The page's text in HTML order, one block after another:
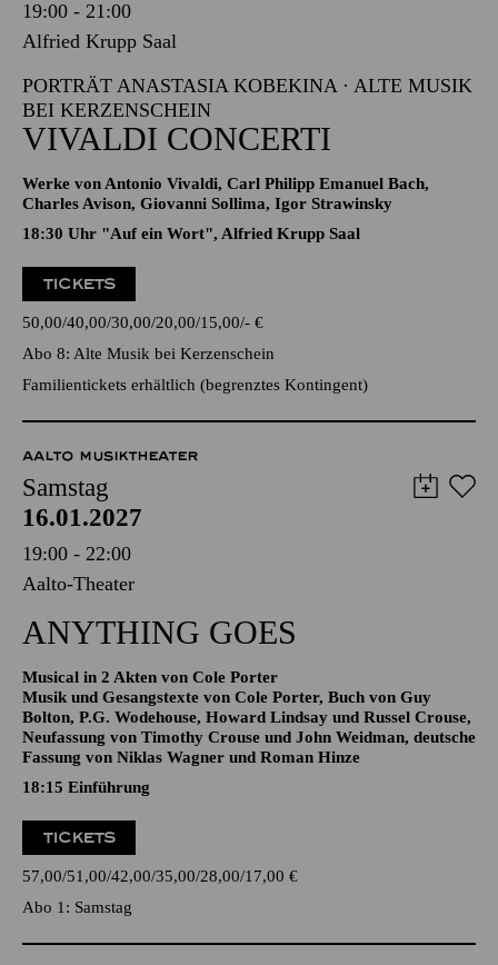
Samstag
16.01.2027
19:00 - 21:00
Alfried Krupp Saal
PORTRÄT ANASTASIA KOBEKINA · ALTE MUSIK
BEI KERZENSCHEIN
VIVALDI CONCERTI
Charles Avison, Giovanni Sollima, Igor Strawinsky
18:30 Uhr "Auf ein Wort", Alfried Krupp Saal
TICKETS
50,00 40,00 30,00 20,00 15,00 -€
Abo 8: Alte Musik bei Kerzenschein
Familienticketserhältlich (begrenztes Kontingent)
AALTO MUSIKTHEATER
Samstag
16.01.2027
19:00 - 22:00
ANYTHING GOES
Musical in 2 Akten von Cole Porter
Musik und Gesangstexte von Cole Porter, Buch von Guy
Bolton, P.G. Wodehouse, Howard Lindsay und Russel Crouse,
Fassung von Niklas Wagner und Roman Hinze
18:15 Einführung
TICKETS
57,00 51,00 42,00 35,00 28,00 17,00€